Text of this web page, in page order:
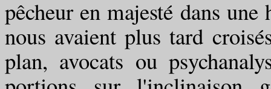
pêcheur en majesté dans
nous avaient plus tard
plan, avocats ou